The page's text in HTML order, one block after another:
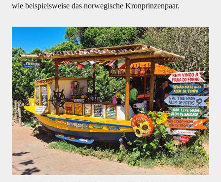
wie beispielsweise das norwegische Kronprinzenpaar.